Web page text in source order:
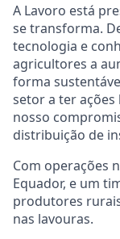
A Lavoro está
se transforma.
tecnologia e
agricultores a
forma
setor a ter
nosso
distribuição de
Com operações
Equador, e um
produtores
nas lavouras.